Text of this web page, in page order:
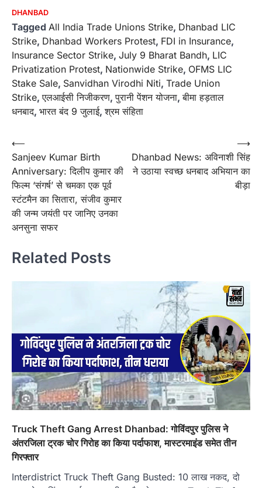
DHANBAD
Tagged All India Trade Unions Strike, Dhanbad LIC
Strike, Dhanbad Workers Protest, FDI in Insurance,
Insurance Sector Strike, July 9 Bharat Bandh, LIC
Privatization Protest, Nationwide Strike, OFMS LIC
Stake Sale, Sanvidhan Virodhi Niti, Trade Union
Strike,एलआईसी निजीकरण,पुरानी पेंशन योजना,बीमा हड़ताल
धनबाद, भारत बंद 9 जुलाई,श्रम संहिता
Post
navigation
⟵
Sanjeev Kumar Birth
Anniversary: दिलीप कुमार की
फिल्म ‘संगर्ष’ से चमका एक पूर्व
स्टंटमैन का सितारा, संजीव कुमार
की जन्म जयंती पर जानिए उनका
अनसुना सफर
Dhanbad News: अविनाशी सिंह
ने उठाया स्वच्छ धनबाद अभियान का
बीड़ा
⟶
Related Posts
Truck Theft Gang Arrest Dhanbad: गोविंदपुर पुलिस ने
अंतरजिला ट्रक चोर गिरोह का किया पर्दाफाश, मास्टरमाइंड समेत तीन
गिरफ्तार
Interdistrict Truck Theft Gang Busted: 10 लाख नकद, दो